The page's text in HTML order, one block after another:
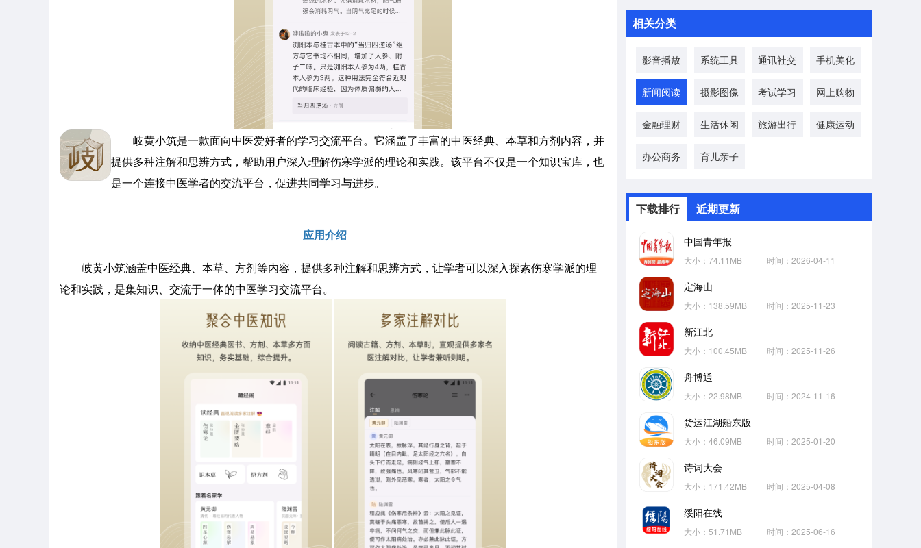
岐黄小筑是一款面向中医爱好者的学习交流平台。它涵盖了丰富的中医经典、本草和方剂内容，并
提供多种注解和思辨方式，帮助用户深入理解伤寒学派的理论和实践。该平台不仅是一个知识宝库，也
是一个连接中医学者的交流平台，促进共同学习与进步。
应用介绍
岐黄小筑涵盖中医经典、本草、方剂等内容，提供多种注解和思辨方式，让学者可以深入探索伤寒学派的理
论和实践，是集知识、交流于一体的中医学习交流平台。
相关分类
影音播放 系统工具 通讯社交 手机美化
新闻阅读 摄影图像 考试学习 网上购物
金融理财 生活休闲 旅游出行 健康运动
办公商务 育儿亲子
下载排行 近期更新
中国青年报
大小：74.11MB 时间：2026-04-11
定海山
大小：138.59MB 时间：2025-11-23
新江北
大小：100.45MB 时间：2025-11-26
舟博通
大小：22.98MB 时间：2024-11-16
货运江湖船东版
大小：46.09MB 时间：2025-01-20
诗词大会
大小：171.42MB 时间：2025-04-08
绥阳在线
大小：51.71MB 时间：2025-06-16